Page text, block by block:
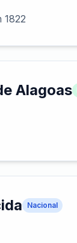
1822
Alagoas
Nacional